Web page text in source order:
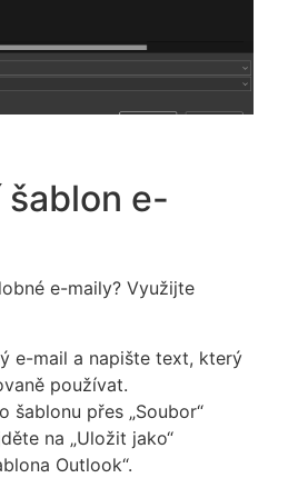
e-
e-maily? Využijte
e-mail a napište text, který
používat.
šablonu přes „Soubor“
na „Uložit jako“
Outlook“.